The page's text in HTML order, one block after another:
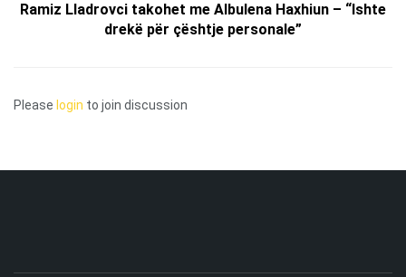
Ramiz Lladrovci takohet me Albulena Haxhiun – “Ishte
drekë për çështje personale”
Please login to join discussion